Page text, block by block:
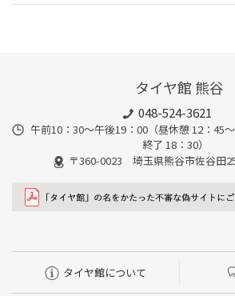
タイヤ館 熊谷
048-524-3621
午前10：30～午後19：00（昼休憩 12：45
終了 18：30）
〒360-0023 埼玉県熊谷市佐谷田
タイヤ館について